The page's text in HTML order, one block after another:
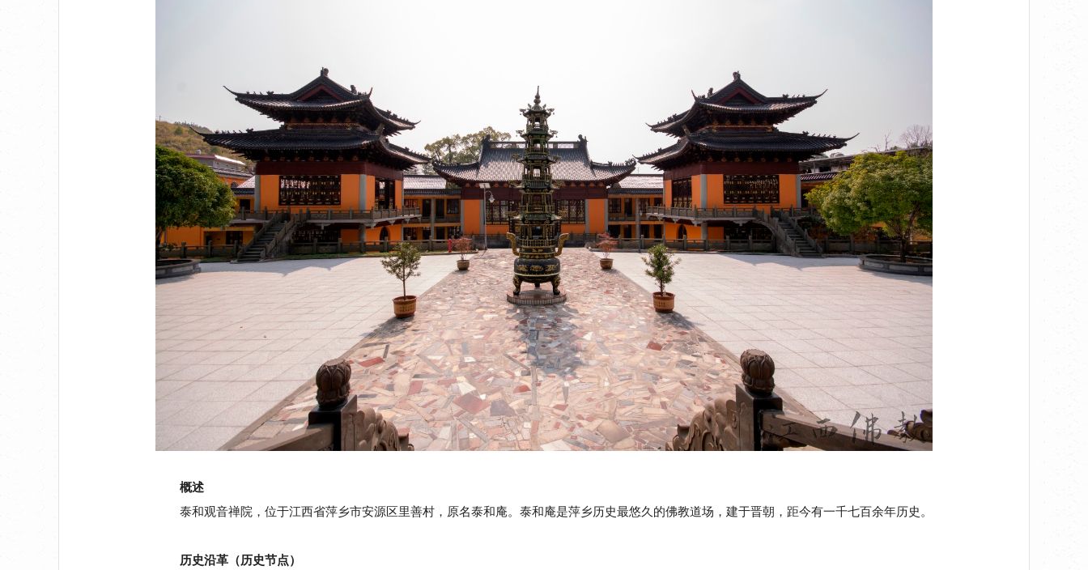
概述
泰和观音禅院，位于江西省萍乡市安源区里善村，原名泰和庵。泰和庵是萍乡历史最悠久的佛教道场，建于晋朝，距今有一千七百余年历史。
历史沿革（历史节点）